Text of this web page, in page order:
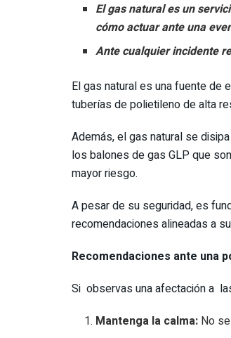
El gas natural es un
cómo actuar ante una
Ante cualquier incidente
El gas natural es una fuente de
tuberías de polietileno de alta
Además, el gas natural se
los balones de gas GLP que
mayor riesgo.
A pesar de su seguridad, es
recomendaciones alineadas a
Recomendaciones ante una
Si observas una afectación a
Mantenga la calma: No